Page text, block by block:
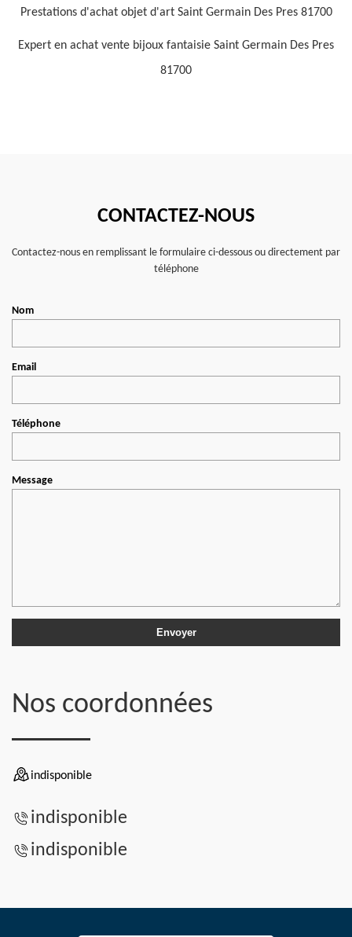
Prestations d'achat objet d'art Saint Germain Des Pres 81700
Expert en achat vente bijoux fantaisie Saint Germain Des Pres
81700
CONTACTEZ-NOUS
Contactez-nous en remplissant le formulaire ci-dessous ou directement par
téléphone
Nom
Email
Téléphone
Message
Nos coordonnées
indisponible
indisponible
indisponible